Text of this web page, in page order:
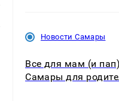
Новости Самары
Все для мам (и
Самары для